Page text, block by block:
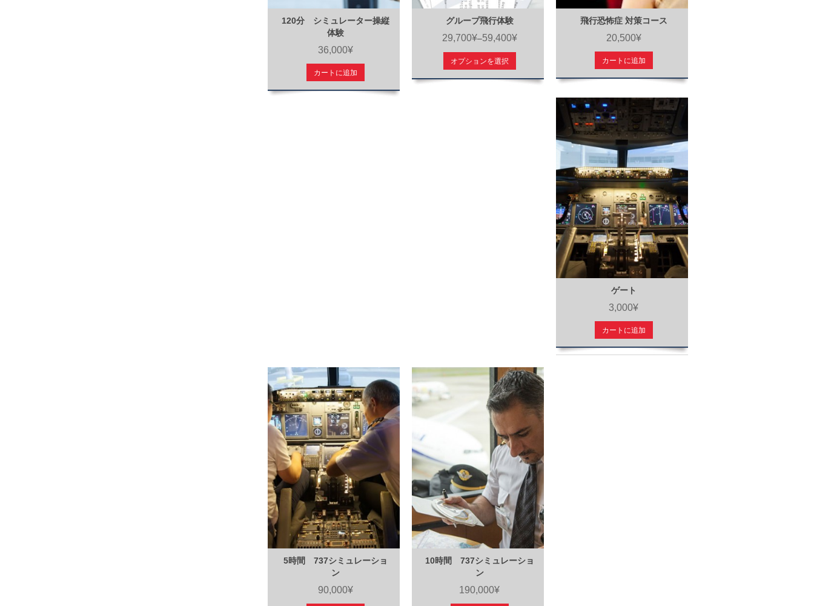
120分 シミュレーター操縦
体験
36,000¥
カートに追加
グループ飛行体験
29,700¥–59,400¥
オプションを選択
飛行恐怖症 対策コース
20,500¥
カートに追加
ゲート
3,000¥
カートに追加
5時間 737シミュレーショ
ン
90,000¥
10時間 737シミュレーショ
ン
190,000¥